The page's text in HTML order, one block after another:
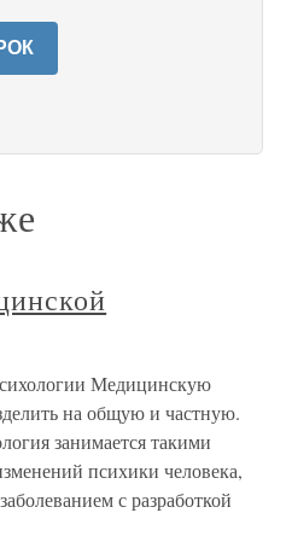
Медицинскую
на общую и частную.
занимается такими
психики человека,
с разработкой